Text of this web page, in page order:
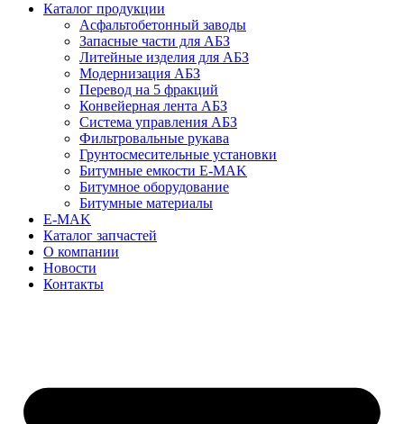
Каталог продукции
Асфальтобетонный заводы
Запасные части для АБЗ
Литейные изделия для АБЗ
Модернизация АБЗ
Перевод на 5 фракций
Конвейерная лента АБЗ
Система управления АБЗ
Фильтровальные рукава
Грунтосмесительные установки
Битумные емкости E-MAK
Битумное оборудование
Битумные материалы
E-MAK
Каталог запчастей
О компании
Новости
Контакты